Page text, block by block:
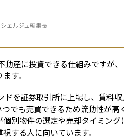
ェルジュ編集長
動産に投資できる仕組みですが
す。
ドを証券取引所に上場し、賃料
でも売買できるため流動性が
別物件の選定や売却タイミング
する人に向いています。